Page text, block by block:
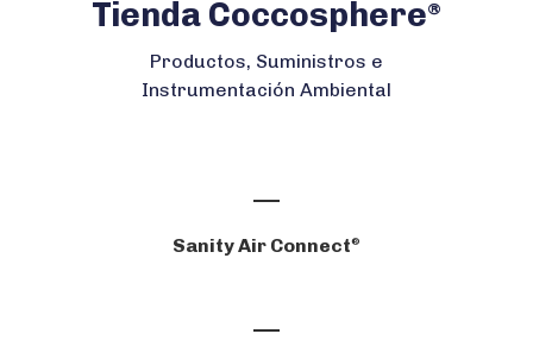
Tienda Coccosphere®
Productos, Suministros e
Instrumentación Ambiental
Sanity Air Connect®